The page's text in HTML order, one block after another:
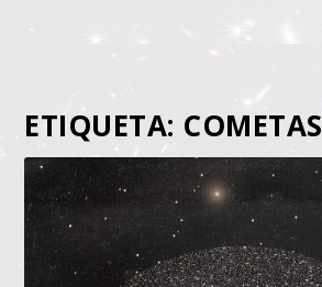
ETIQUETA: COMETAS